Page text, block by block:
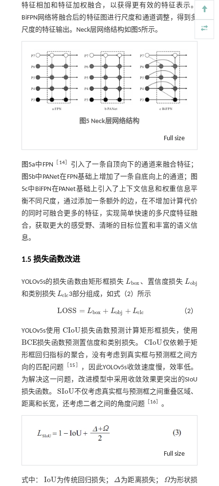
特征相加和特征加权融合，以获得更有效的特征表示。
BiFPN网络将融合后的特征图进行尺度和通道调整，得到多
尺度的特征输出。Neck层网络结构如 图5所示。
图5Neck层网络结构
Full size
图5a中FPN 14］
引入了一条自顶向下的通道来融合特征；
图5b中PANet在FPN基础上增加了一条自底向上的通道；
图
5c中BiFPN在PANet基础上引入了上下文信息和权重信息平
衡不同尺度，通过添加一条额外的边，在不增加计算代价
的同时可融合更多的特征，实现简单快速的多尺度特征融
合，获取更大的感受野、清晰的目标位置和丰富的语义信
息。
1.5 损失函数改进
YOLOv5s的损失函数由矩形框损失 Lbox
Lbox 、置信度损失 Lobj
Lobj
和类别损失 Lclc
Lclc 3部分组成，如式（2）所示
LOSS = Lbox + Lobj + Lclc
LOSS=L box +Lobj +Lclc （2）
YOLOv5s使用 CIoU
CIoU 损失函数预测计算矩形框损失，使用
BCE
BCE 损失函数预测置信度和类别损失。 CIoU
CIoU
仅依赖于矩
形框回归指标的聚合，没有考虑到真实框与预测框之间方
向的匹配问题
15
，因此YOLOv5s收敛速度慢，效率低。
为解决这一问题，改进模型中采用收敛效果更突出的SIoU
损失函数。
SIoU
SIoU
不仅考虑真实框与预测框之间重叠区域、
距离和长宽，还考虑二者之间的角度问题［ 16］ 。
Full size
式中： IoU
IoU 为传统回归损失； Δ
Δ 为距离损失； Ω
Ω为形状损